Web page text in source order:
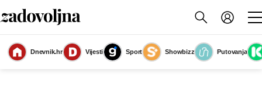
Dnevnik.hr Vijesti Sport Showbizz
Putovanja
Slika nije dostupna